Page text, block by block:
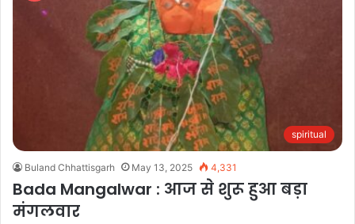
spiritual
Buland Chhattisgarh May 13, 2025 4,331
Bada Mangalwar : आज से शुरू हुआ बड़ा
मंगलवार